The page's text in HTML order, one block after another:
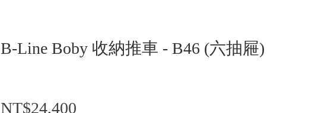
B-Line Boby 收納推車 - B46 (六抽屜)
NT$24,400